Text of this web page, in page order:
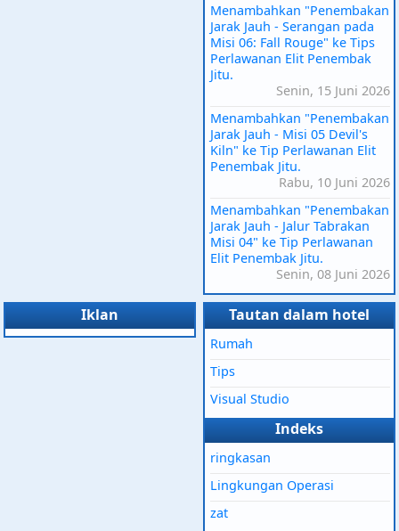
Menambahkan "Penembakan
Jarak Jauh - Serangan pada
Misi 06: Fall Rouge" ke Tips
Perlawanan Elit Penembak
Jitu.
Senin, 15 Juni 2026
Menambahkan "Penembakan
Jarak Jauh - Misi 05 Devil's
Kiln" ke Tip Perlawanan Elit
Penembak Jitu.
Rabu, 10 Juni 2026
Menambahkan "Penembakan
Jarak Jauh - Jalur Tabrakan
Misi 04" ke Tip Perlawanan
Elit Penembak Jitu.
Senin, 08 Juni 2026
Iklan Tautan dalam hotel
Rumah
Tips
Visual Studio
Indeks
ringkasan
Lingkungan Operasi
zat